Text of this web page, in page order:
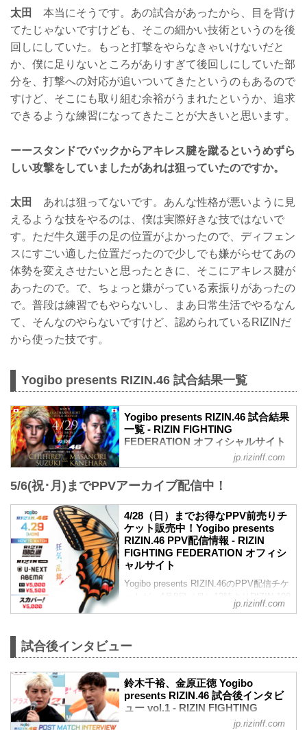
太田
本当にそうです。あの試合があったから、目を背け
てたじゃないですけども、そこの細かい技術というのを後
回しにしていた。もっと打撃をやらなきゃいけないだと
か、僕に足りないところがありすぎて後回しにしていた部
分を、打撃への対応が追いついてきたというのもあるので
すけど、そこにも取り組む余裕がうまれたというか、追求
できるような練習になってきたことが大きいと思います。
ーースタンドでバックからアキレス腱を蹴るというめずら
しい攻撃をしていましたがあれは狙っていたのですか。
太田
あれは狙ってないです。あんな性格が悪いように見
えるような技をやるのは、僕は実際好きな技ではないで
す。ただ牛久選手の足の位置がよかったので、ディフェン
スにすごい適した位置だったので少しでも嫌がらせてあの
体勢を変えさせたいと思ったときに、そこにアキレス腱が
あったので。で、ちょっと嫌がっている素振りがあったの
で。普段は練習でもやらないし、まあ日常生活でやるなん
て、そんなのやらないですけど、認められているRIZINだ
から使った技です。
Yogibo presents RIZIN.46 試合結果一覧
Yogibo presents RIZIN.46 試合結果
一覧 - RIZIN FIGHTING
FEDERATION オフィシャルサイト
第10試合／フェザー級タイトルマッチ 鈴
フェザー級タイトルマッチ
（WIN）鈴木千裕 vs. 金原正徳（LOSE）
1R 4分20秒 TKO（レフェリーストップ：
グラウンドパンチ）
≫ 試合結果詳細
第9試合／牛久絢太郎 vs. 太田忍
RIZIN MMAルール：5分 3R（61.0kg）
（LOSE）牛久絢太郎 vs. 太田忍（WIN）
≫ 試合結果詳細
jp.rizinff.com
5/6(祝･月)までPPVアーカイブ配信中！
4/28（日）までお得なPPV前売りチ
ケット販売中！Yogibo presents
RIZIN.46 PPV配信情報 - RIZIN
FIGHTING FEDERATION オフィシ
ャルサイト
Yogibo presents RIZIN.46のPPV配信チケ
ットが、4月8日（月）12時よりRIZIN 100
CLUB、RIZIN LIVE、ABEMA、U-NEXT
スで、Yogibo presents RIZIN.46を全試合
リアルタイムで視聴しよう！
PPV販売スケジュール一覧
配信日時 料金 配信媒体 アーカイブ
期間 応援
コード 番組名・その他
jp.rizinff.com
試合後インタビュー
鈴木千裕、金原正徳 Yogibo
presents RIZIN.46 試合後インタビ
ュー vol.1 - RIZIN FIGHTING
FEDERATION オフィシャルサイト
jp.rizinff.com